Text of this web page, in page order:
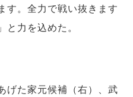
す。全力で戦い抜きます
力を込めた。
げた家元候補（右）、武